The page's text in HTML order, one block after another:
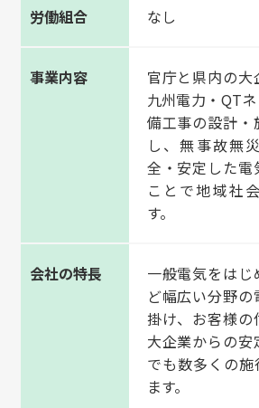
労働組合 なし
事業内容
官庁と県内の大
九州電力・QT
備工事の設計・
し、無事故無
全・安定した電
ことで地域社
す。
会社の特長
一般電気をは
ど幅広い分野
掛け、お客様の
大企業からの
でも数多くの
ます。